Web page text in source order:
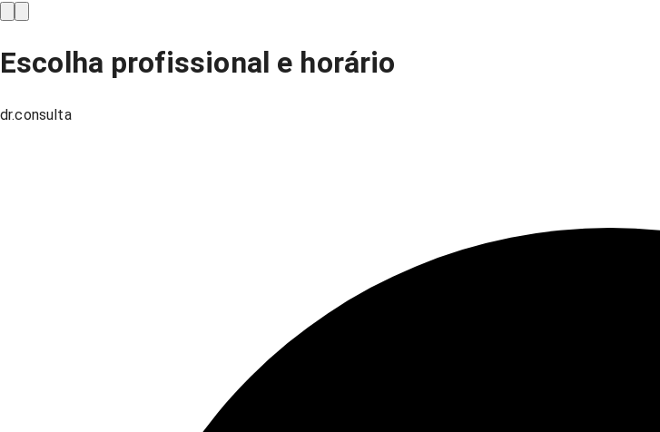
Escolha profissional e horário
dr.consulta